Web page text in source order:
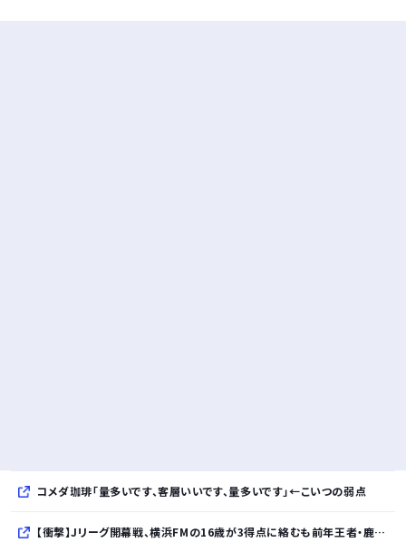
コメダ珈琲「量多いです、客層いいです、量多いです」←こいつの弱点
【衝撃】Jリーグ開幕戦、横浜FMの16歳が3得点に絡むも前年王者・鹿島さんが劇的逆転勝利ｗｗｗｗｗｗｗｗｗｗ